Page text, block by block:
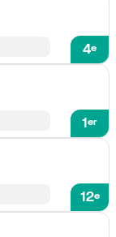
4e
1er
12e